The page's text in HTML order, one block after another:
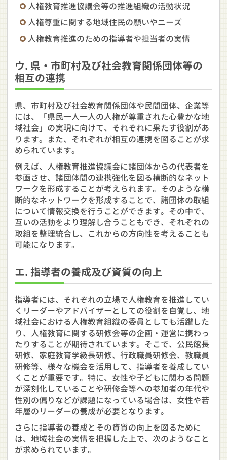
人権教育推進協議会等の推進組織の活動状況
人権尊重に関する地域住民の願いやニーズ
人権教育推進のための指導者や担当者の実情
ウ. 県・市町村及び社会教育関係団体等の
相互の連携
県、市町村及び社会教育関係団体や民間団体、企業等
には、「県民一人一人の人権が尊重された心豊かな地
域社会」の実現に向けて、それぞれに果たす役割があ
ります。また、それぞれが相互の連携を図ることが求
められています。
例えば、人権教育推進協議会に諸団体からの代表者を
参画させ、諸団体間の連携強化を図る横断的なネット
ワークを形成することが考えられます。そのような横
断的なネットワークを形成することで、諸団体の取組
について情報交換を行うことができます。その中で、
互いの活動をより理解し合うこともでき、それぞれの
取組を整理統合し、これからの方向性を考えることも
可能になります。
エ. 指導者の養成及び資質の向上
指導者には、それぞれの立場で人権教育を推進してい
くリーダーやアドバイザーとしての役割を自覚し、地
域社会における人権教育組織の委員としても活躍した
り、人権教育に関する研修会等の企画・運営に携わっ
たりすることが期待されています。そこで、公民館長
研修、家庭教育学級長研修、行政職員研修会、教職員
研修等、様々な機会を活用して、指導者を養成してい
くことが重要です。特に、女性や子どもに関わる問題
が深刻化していることや研修会等への参加者の年代や
性別の偏りなどが課題になっている場合は、女性や若
年層のリーダーの養成が必要となります。
さらに指導者の養成とその資質の向上を図るために
は、地域社会の実情を把握した上で、次のようなこと
が求められています。